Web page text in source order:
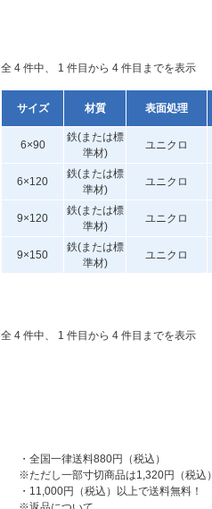
全 4 件中、 1 件目から 4 件目までを表示
サイズ 材質 表面処理
6×90
鉄(または標
準材)
ユニクロ
6×120
鉄(または標
準材)
ユニクロ
9×120
鉄(または標
準材)
ユニクロ
9×150
鉄(または標
準材)
ユニクロ
全 4 件中、 1 件目から 4 件目までを表示
・全国一律送料880円（税込）
※ただし一部寸切商品は1,320円（税込）
・11,000円（税込）以上で送料無料！